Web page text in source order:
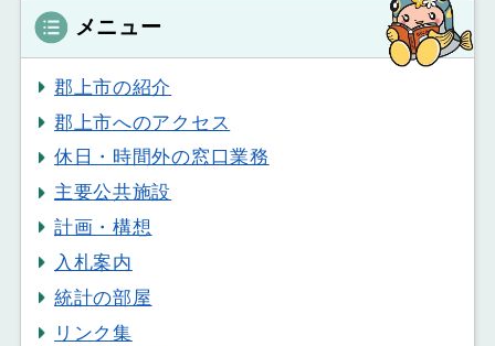
メニュー
郡上市の紹介
郡上市へのアクセス
休日・時間外の窓口業務
主要公共施設
計画・構想
入札案内
統計の部屋
リンク集